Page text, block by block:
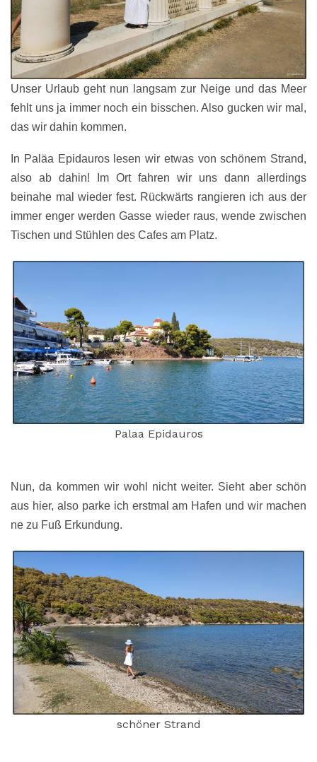
Unser Urlaub geht nun langsam zur Neige und das Meer
fehlt uns ja immer noch ein bisschen. Also gucken wir mal,
das wir dahin kommen.
In Paläa Epidauros lesen wir etwas von schönem Strand,
also ab dahin! Im Ort fahren wir uns dann allerdings
beinahe mal wieder fest. Rückwärts rangieren ich aus der
immer enger werden Gasse wieder raus, wende zwischen
Tischen und Stühlen des Cafes am Platz.
Palaa Epidauros
Nun, da kommen wir wohl nicht weiter. Sieht aber schön
aus hier, also parke ich erstmal am Hafen und wir machen
ne zu Fuß Erkundung.
schöner Strand